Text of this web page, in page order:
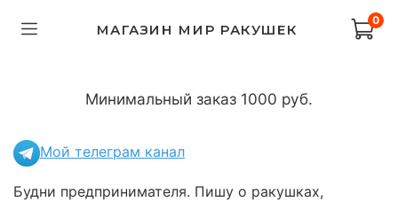
МАГАЗИН МИР РАКУШЕК
0
Минимальный заказ 1000 руб.
Мой телеграм канал
Будни предпринимателя. Пишу о ракушках,